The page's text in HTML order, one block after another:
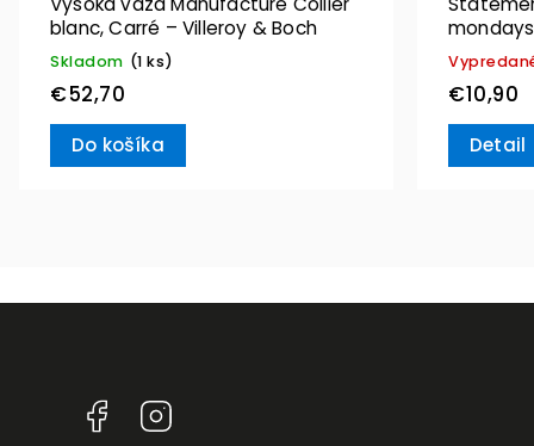
blanc, Carré – Villeroy & Boch
Skladom (1 ks)
€52,70
Do košíka
€10,90
Detail
Facebook